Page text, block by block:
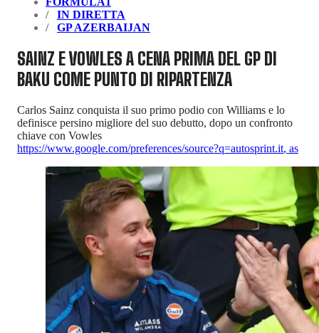
IN DIRETTA
GP AZERBAIJAN
SAINZ E VOWLES A CENA PRIMA DEL GP DI
BAKU COME PUNTO DI RIPARTENZA
Carlos Sainz conquista il suo primo podio con Williams e lo
definisce persino migliore del suo debutto, dopo un confronto
chiave con Vowles
https://www.google.com/preferences/source?q=autosprint.it, as